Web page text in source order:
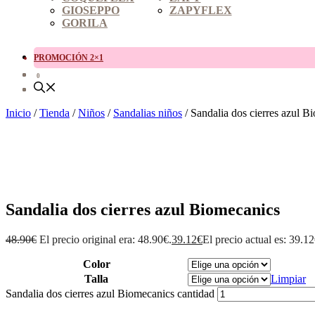
GIOSEPPO
GORILA
ZAPYFLEX
PROMOCIÓN 2×1
0
Inicio /Tienda /Niños / Sandalias niños / Sandalia dos cierres azul
Sandalia dos cierres azul Biomecanics
48.90€ El precio original era: 48.90€.39.12€El precio actual es:
Color
Talla
Limpiar
Sandalia dos cierres azul Biomecanics cantidad